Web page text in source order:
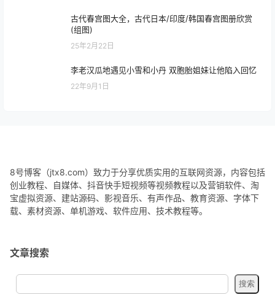
古代春宫图大全，古代日本/印度/韩国春宫图册欣赏
(组图)
25年2月22日
李老汉瓜地遇见小雪和小丹 双胞胎姐妹让他陷入回忆
22年9月1日
8号博客（jtx8.com）致力于分享优质实用的互联网资源，内容包括
创业教程、自媒体、抖音快手短视频等视频教程以及营销软件、淘
宝虚拟资源、建站源码、影视音乐、有声作品、教育资源、字体下
载、素材资源、单机游戏、软件应用、技术教程等。
文章搜索